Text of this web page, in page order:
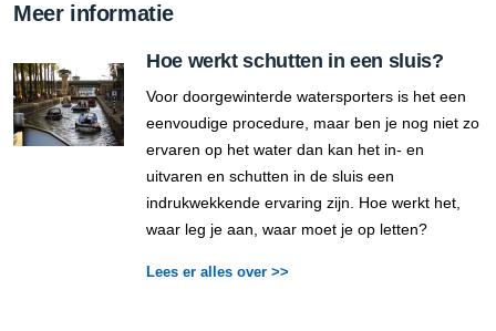
Meer informatie
Hoe werkt schutten in een sluis?
Voor doorgewinterde watersporters is het een
eenvoudige procedure, maar ben je nog niet zo
ervaren op het water dan kan het in- en
uitvaren en schutten in de sluis een
indrukwekkende ervaring zijn. Hoe werkt het,
waar leg je aan, waar moet je op letten?
Lees er alles over >>